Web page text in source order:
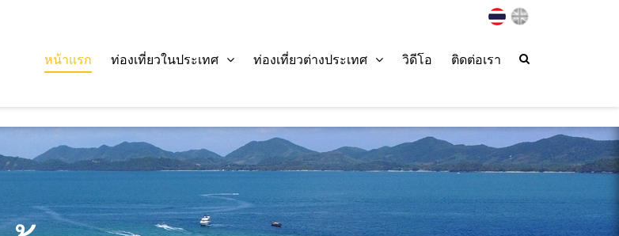
หน้าแรก ท่องเที่ยวในประเทศ ท่องเที่ยวต่างประเทศ วิดีโอ ติดต่อเรา